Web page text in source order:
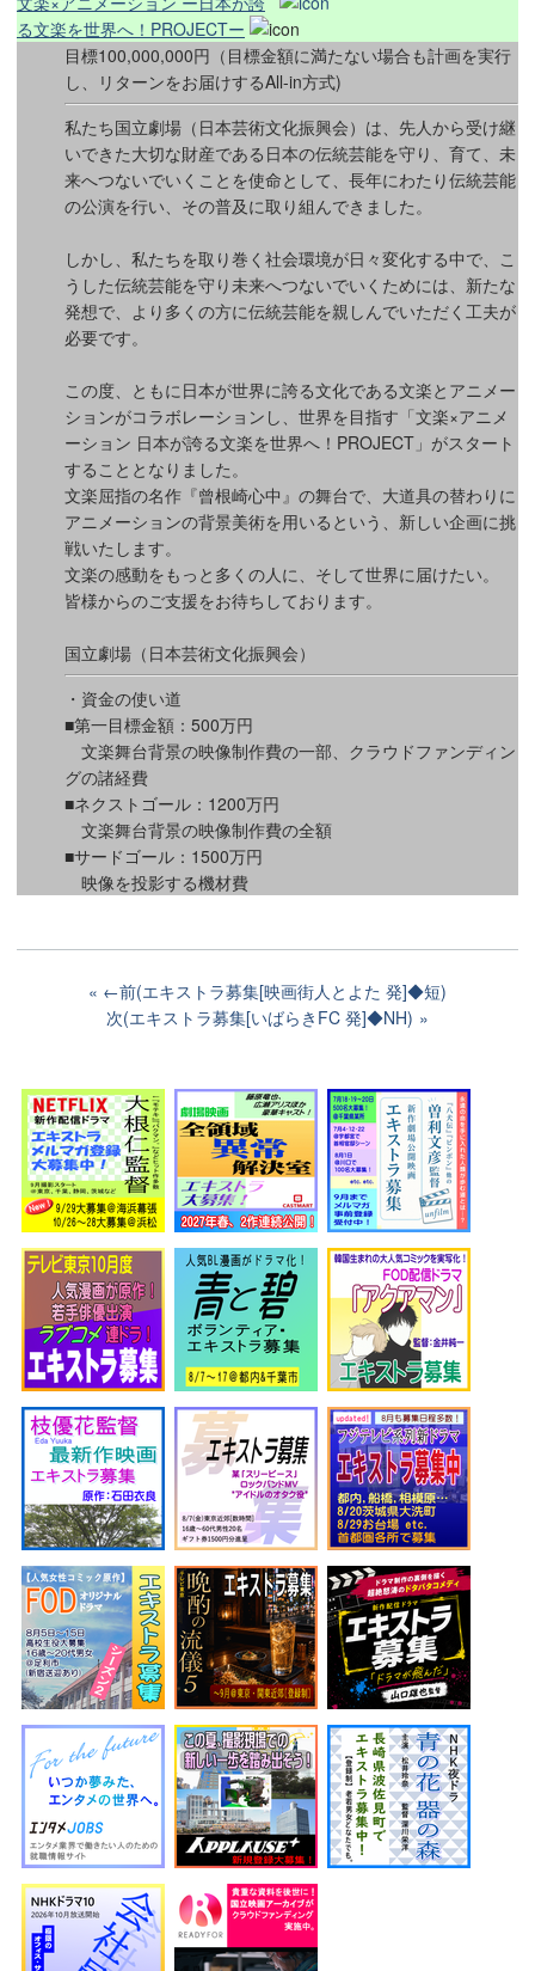
る文楽を世界へ！PROJECTー
目標100,000,000円（目標金額に満たない場合も計画を実行
し、リターンをお届けするAll-in方式)
私たち国立劇場（日本芸術文化振興会）は、先人から受け継
いできた大切な財産である日本の伝統芸能を守り、育て、未
来へつないでいくことを使命として、長年にわたり伝統芸能
の公演を行い、その普及に取り組んできました。
しかし、私たちを取り巻く社会環境が日々変化する中で、こ
うした伝統芸能を守り未来へつないでいくためには、新たな
発想で、より多くの方に伝統芸能を親しんでいただく工夫が
必要です。
この度、ともに日本が世界に誇る文化である文楽とアニメー
ションがコラボレーションし、世界を目指す「文楽×アニメ
ーション 日本が誇る文楽を世界へ！PROJECT」がスタート
することとなりました。
文楽屈指の名作『曾根崎心中』の舞台で、大道具の替わりに
アニメーションの背景美術を用いるという、新しい企画に挑
戦いたします。
文楽の感動をもっと多くの人に、そして世界に届けたい。
皆様からのご支援をお待ちしております。
国立劇場（日本芸術文化振興会）
・資金の使い道
■第一目標金額：500万円
文楽舞台背景の映像制作費の一部、クラウドファンディン
グの諸経費
■ネクストゴール：1200万円
文楽舞台背景の映像制作費の全額
■サードゴール：1500万円
映像を投影する機材費
←前(エキストラ募集[映画街人とよた 発]◆短)
次(エキストラ募集[いばらきFC 発]◆NH)